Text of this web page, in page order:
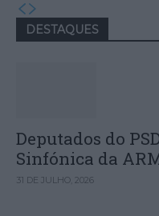
DESTAQUES
Deputados do
Sinfónica da
31 DE JULHO, 2026